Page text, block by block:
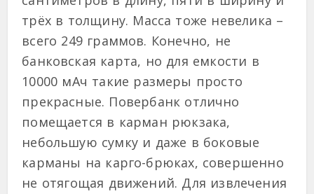
трёх в толщину. Масса тоже невелика –
всего 249 граммов. Конечно, не
банковская карта, но для емкости в
10000 мАч такие размеры просто
прекрасные. Повербанк отлично
помещается в карман рюкзака,
небольшую сумку и даже в боковые
карманы на карго-брюках, совершенно
не отягощая движений. Для извлечения